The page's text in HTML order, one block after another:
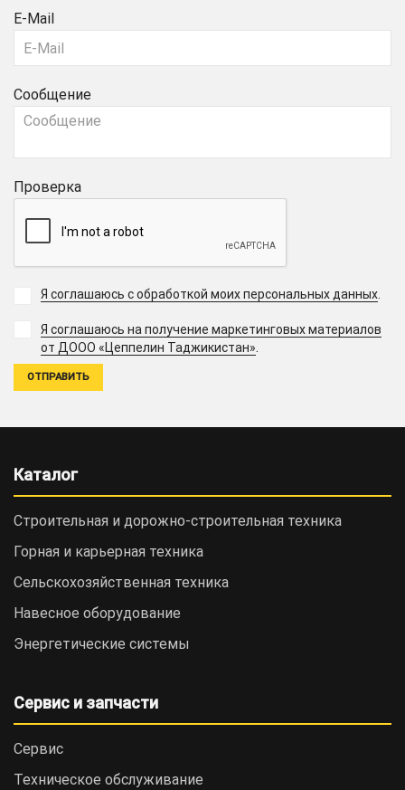
E-Mail
Сообщение
Проверка
Я соглашаюсь с обработкой моих персональных данных.
Я соглашаюсь на получение маркетинговых материалов
от ДООО «Цеппелин Таджикистан».
Каталог
Строительная и дорожно-cтроительная техника
Горная и карьерная техника
Сельскохозяйственная техника
Навесное оборудование
Энергетические системы
Сервис и запчасти
Сервис
Техническое обслуживание